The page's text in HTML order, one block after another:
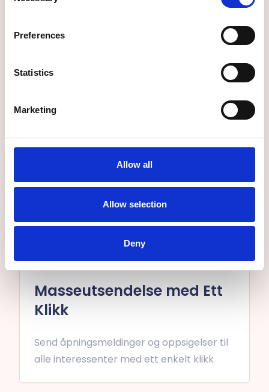
Preferences
Statistics
Marketing
Allow all
Allow selection
Deny
Brønnøysundregisteret
Masseutsendelse med Ett
Klikk
Send åpningsmeldinger og oppsigelser til
alle interessenter med ett enkelt klikk